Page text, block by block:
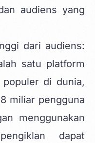
audiens yang
dari audiens:
satu platform
di dunia,
miliar pengguna
menggunakan
dapat